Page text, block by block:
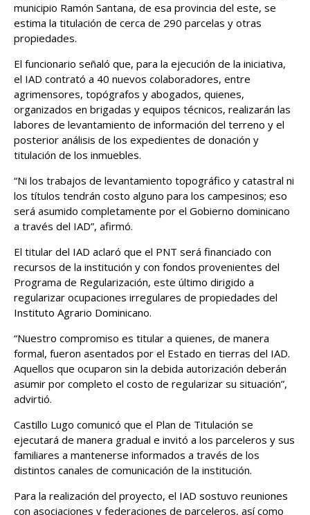
municipio Ramón Santana, de esa provincia del este, se
estima la titulación de cerca de 290 parcelas y otras
propiedades.
El funcionario señaló que, para la ejecución de la iniciativa,
el IAD contrató a 40 nuevos colaboradores, entre
agrimensores, topógrafos y abogados, quienes,
organizados en brigadas y equipos técnicos, realizarán las
labores de levantamiento de información del terreno y el
posterior análisis de los expedientes de donación y
titulación de los inmuebles.
“Ni los trabajos de levantamiento topográfico y catastral ni
los títulos tendrán costo alguno para los campesinos; eso
será asumido completamente por el Gobierno dominicano
a través del IAD”, afirmó.
El titular del IAD aclaró que el PNT será financiado con
recursos de la institución y con fondos provenientes del
Programa de Regularización, este último dirigido a
regularizar ocupaciones irregulares de propiedades del
Instituto Agrario Dominicano.
“Nuestro compromiso es titular a quienes, de manera
formal, fueron asentados por el Estado en tierras del IAD.
Aquellos que ocuparon sin la debida autorización deberán
asumir por completo el costo de regularizar su situación”,
advirtió.
Castillo Lugo comunicó que el Plan de Titulación se
ejecutará de manera gradual e invitó a los parceleros y sus
familiares a mantenerse informados a través de los
distintos canales de comunicación de la institución.
Para la realización del proyecto, el IAD sostuvo reuniones
con asociaciones y federaciones de parceleros, así como